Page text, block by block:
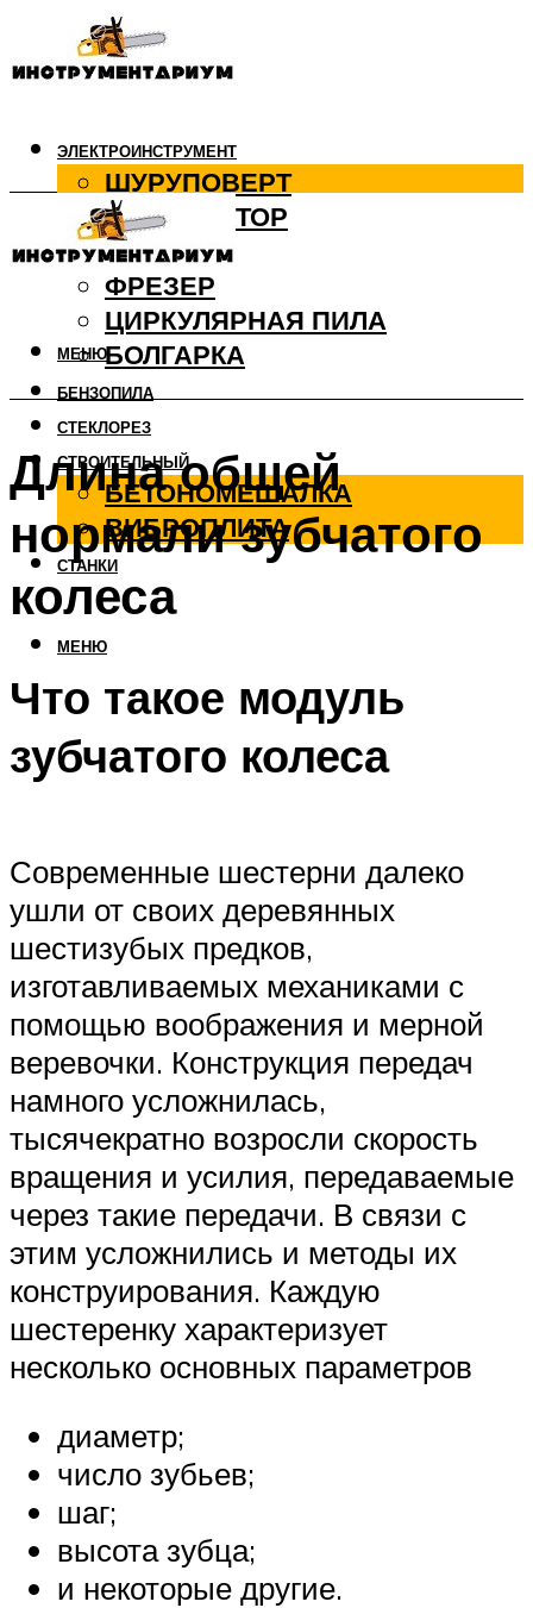
ЭЛЕКТРОИНСТРУМЕНТ
ШУРУПОВЕРТ
ПЕРФОРАТОР
ДРЕЛЬ
ФРЕЗЕР
ЦИРКУЛЯРНАЯ ПИЛА
БОЛГАРКА
БЕНЗОПИЛА
СТЕКЛОРЕЗ
СТРОИТЕЛЬНЫЙ
БЕТОНОМЕШАЛКА
ВИБРОПЛИТА
СТАНКИ
МЕНЮ
МЕНЮ
Длина общей
нормали зубчатого
колеса
Что такое модуль
зубчатого колеса
Современные шестерни далеко
ушли от своих деревянных
шестизубых предков,
изготавливаемых механиками с
помощью воображения и мерной
веревочки. Конструкция передач
намного усложнилась,
тысячекратно возросли скорость
вращения и усилия, передаваемые
через такие передачи. В связи с
этим усложнились и методы их
конструирования. Каждую
шестеренку характеризует
несколько основных параметров
диаметр;
число зубьев;
шаг;
высота зубца;
и некоторые другие.